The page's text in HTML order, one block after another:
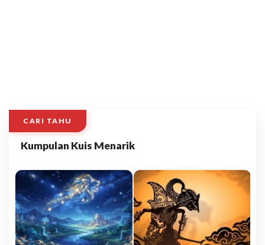
CARI TAHU
Kumpulan Kuis Menarik